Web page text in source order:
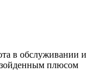
в обслуживании и
плюсом